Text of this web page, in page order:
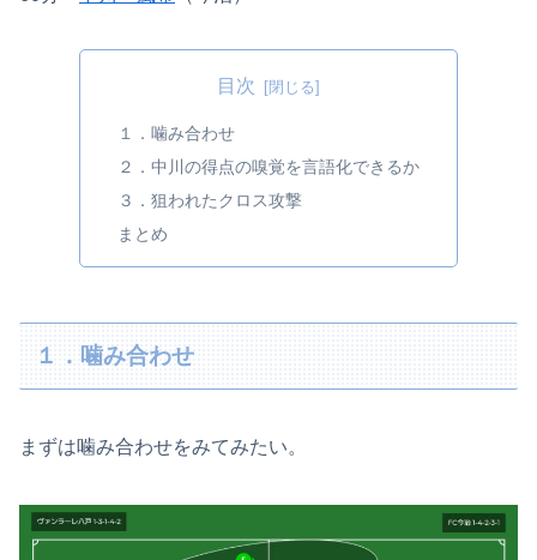
目次
１．噛み合わせ
２．中川の得点の嗅覚を言語化できるか
３．狙われたクロス攻撃
まとめ
１．噛み合わせ
まずは噛み合わせをみてみたい。